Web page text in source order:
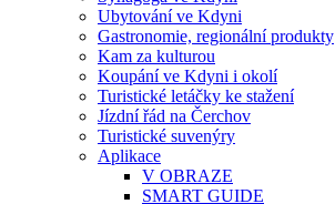
Ubytování ve Kdyni
Gastronomie, regionální produkty
Kam za kulturou
Koupání ve Kdyni i okolí
Turistické letáčky ke stažení
Jízdní řád na Čerchov
Turistické suvenýry
Aplikace
V OBRAZE
SMART GUIDE